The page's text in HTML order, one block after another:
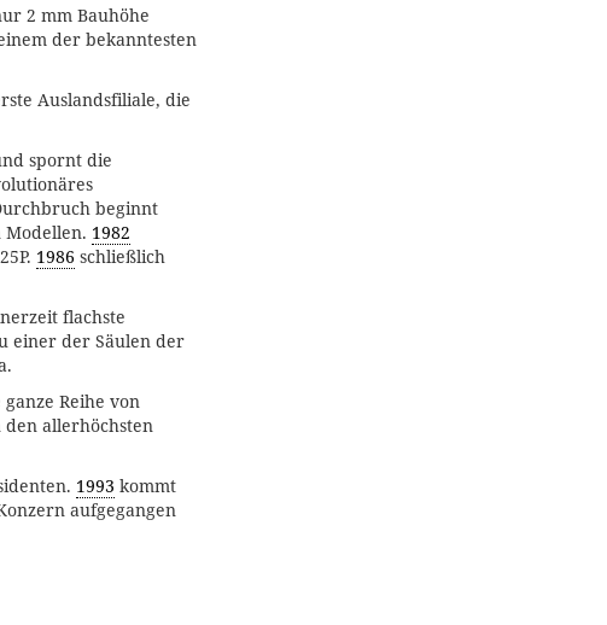
2 mm Bauhöhe
der bekanntesten
Auslandsfiliale, die
spornt die
beginnt
1982
1986 schließlich
flachste
einer der Säulen der
Reihe von
den allerhöchsten
1993 kommt
aufgegangen